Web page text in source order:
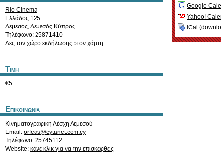
Rio Cinema
Ελλάδος 125
Λεμεσός,Λεμεσός Κύπρος
Τηλέφωνο: 25871410
Δες τον χώρο εκδήλωσης στον χάρτη
Τιμη
€5
Επικοινωνια
Κινηματογραφική Λέσχη Λεμεσού
Email: orfeas@cytanet.com.cy
Τηλέφωνο: 25745112
Website: κάνε κλικ για να την επισκεφθείς
Google
Yahoo!
iCal (